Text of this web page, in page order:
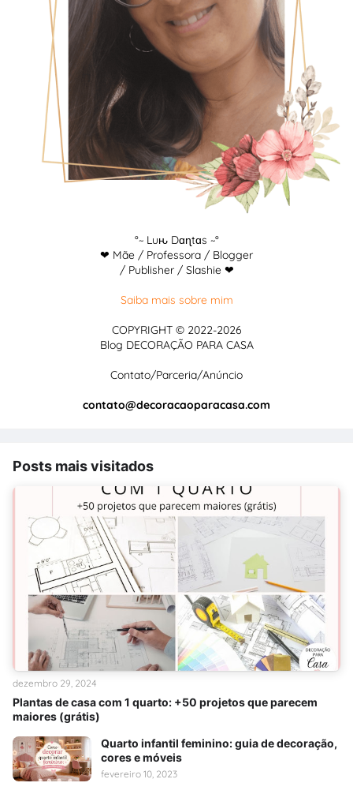
°~ Luԋ Dɑɳtɑs ~°
❤ Mãe / Professora / Blogger
/ Publisher / Slashie ❤
Saiba mais sobre mim
COPYRIGHT © 2022-2026
Blog DECORAÇÃO PARA CASA
Contato/Parceria/Anúncio
contato@decoracaoparacasa.com
Posts mais visitados
Plantas de casa com 1 quarto: +50 projetos que parecem
maiores (grátis)
dezembro 29, 2024
Quarto infantil feminino: guia de decoração,
cores e móveis
fevereiro 10, 2023